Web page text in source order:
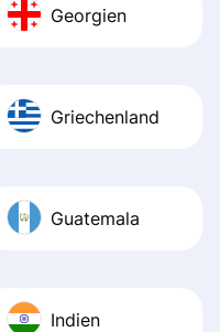
Georgien
Griechenland
Guatemala
Indien